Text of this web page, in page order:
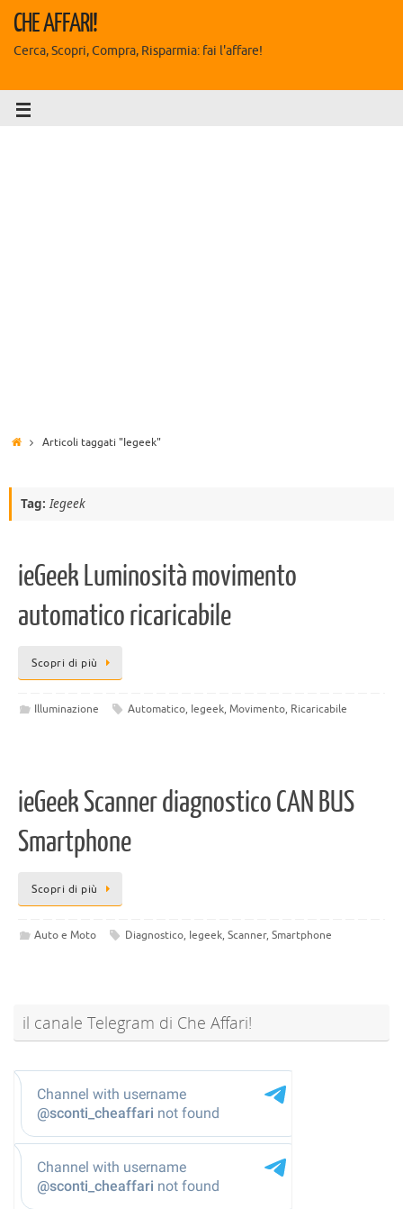
CHE AFFARI!
Cerca, Scopri, Compra, Risparmia: fai l'affare!
Articoli taggati "Iegeek"
Tag:Iegeek
ieGeek Luminosità movimento
automatico ricaricabile
Scopri di più
Illuminazione Automatico, Iegeek,Movimento, Ricaricabile
ieGeek Scanner diagnostico CAN BUS
Smartphone
Scopri di più
Auto e Moto Diagnostico, Iegeek,Scanner,Smartphone
il canale Telegram di Che Affari!